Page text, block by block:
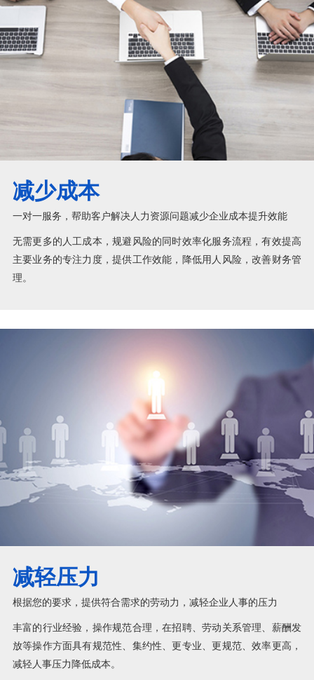
减少成本
一对一服务，帮助客户解决人力资源问题减少企业成本提升效能
无需更多的人工成本，规避风险的同时效率化服务流程，有效提高
主要业务的专注力度，提供工作效能，降低用人风险，改善财务管
理。
减轻压力
根据您的要求，提供符合需求的劳动力，减轻企业人事的压力
丰富的行业经验，操作规范合理，在招聘、劳动关系管理、薪酬发
放等操作方面具有规范性、集约性、更专业、更规范、效率更高，
减轻人事压力降低成本。